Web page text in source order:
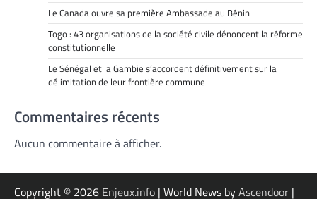
Le Canada ouvre sa première Ambassade au Bénin
Togo : 43 organisations de la société civile dénoncent la réforme
constitutionnelle
Le Sénégal et la Gambie s’accordent définitivement sur la
délimitation de leur frontière commune
Commentaires récents
Aucun commentaire à afficher.
Copyright © 2026 Enjeux.info | World News byAscendoor |